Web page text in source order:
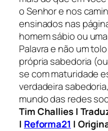
o Senhor e nos
ensinados nas
homem sábio ou
Palavra e não um
própria sabedoria
se com maturidade
verdadeira
mundo das redes
Tim Challies |
| Reforma21 |